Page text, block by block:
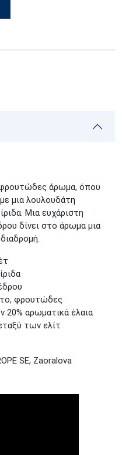
άρωμα, όπου
μια λουλουδάτη
Μια ευχάριστη
δίνει στο άρωμα μια
φρουτώδες
20% αρωματικά έλαια
των ελίτ
SE, Zaoralova